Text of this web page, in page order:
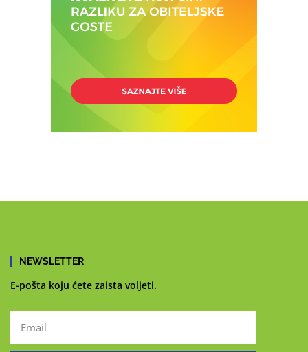
NEWSLETTER
E-pošta koju ćete zaista voljeti.